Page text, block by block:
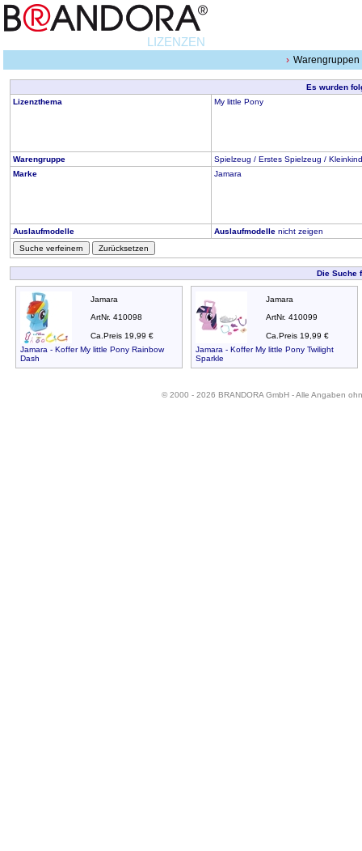
LIZENZEN
Warengruppen
Es wurden
Lizenzthema
My little Pony
Warengruppe
Spielzeug / Erstes Spielzeug /
Marke
Jamara
Auslaufmodelle Auslaufmodelle nicht zeigen
Suche verfeinern
Zurücksetzen
Die Suche
Jamara
ArtNr. 410098
Ca.Preis 19,99 €
Jamara - Koffer My little Pony Rainbow
Dash
Jamara
ArtNr. 410099
Ca.Preis 19,99 €
Jamara - Koffer My little Pony Twilight
Sparkle
© 2000 - 2026 BRANDORA GmbH - Alle Angaben